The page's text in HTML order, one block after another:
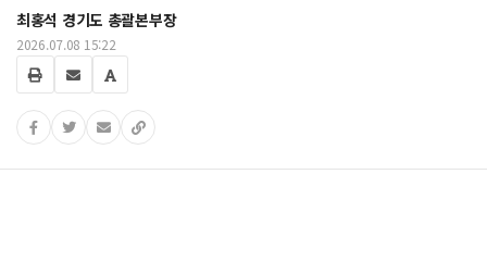
최홍석 경기도 총괄본부장
2026.07.08 15:22